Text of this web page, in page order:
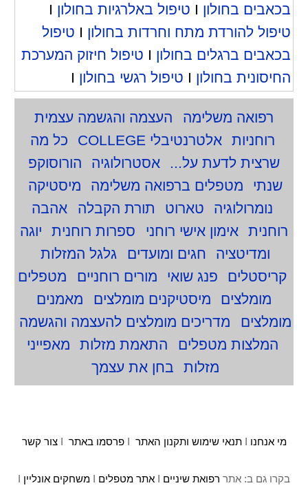
בכאבים בחולון
טיפול באלרגיות בחולון
טיפול להורדת מתח וחרדות בחולון
טיפול
בכאבים ברגלים בחולון
טיפול חיזוק המערכת
החיסונית בחולון
טיפול רגשי בחולון
רפואה משלימה
העצמה והגשמה עצמית
רוחניות
אלטרנטיבלי COLLEGE
כל מה
שרצית לדעת על...
אסטרולוגיה
הורוסוקפ
שנתי
מטפלים ברפואה משלימה
מיסטיקה
נומרולוגיה
טארוט תורת הקבלה
אהבה
רוחנית
אימון אישי רוחני ספרות רוחנית
יוגה
ומדיטציה
חגים ומועדים
גלגל המזלות
קריסטלים
פנג שואי מורים רוחניים
מטפלים
מומלצים
מיסטיקנים מומלצים
מאמנים
מומלצים
מדריכים מומלצים להעצמה והגשמה
המלצות מטפלים
התאמת מזלות
מאפייני
מזלות
בחן את עצמך
מי אנחנו תנאי שימוש ותקנון האתר פרסמו באתר צור קשר
בקרו גם ב: אתר רפואת שיניים אתר מטפלים משחקים אונליין